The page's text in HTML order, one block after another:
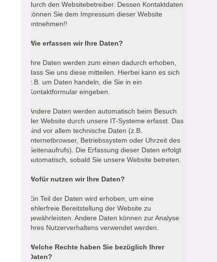
durch den Websitebetreiber. Dessen Kontaktdaten
können Sie dem Impressum dieser Website
entnehmen!!
Wie erfassen wir Ihre Daten?
Ihre Daten werden zum einen dadurch erhoben,
dass Sie uns diese mitteilen. Hierbei kann es sich
z.B. um Daten handeln, die Sie in ein
Kontaktformular eingeben.
Andere Daten werden automatisch beim Besuch
der Website durch unsere IT-Systeme erfasst. Das
sind vor allem technische Daten (z.B.
Internetbrowser, Betriebssystem oder Uhrzeit des
Seitenaufrufs). Die Erfassung dieser Daten erfolgt
automatisch, sobald Sie unsere Website betreten.
Wofür nutzen wir Ihre Daten?
Ein Teil der Daten wird erhoben, um eine
fehlerfreie Bereitstellung der Website zu
gewährleisten. Andere Daten können zur Analyse
Ihres Nutzerverhaltens verwendet werden.
Welche Rechte haben Sie bezüglich Ihrer
Daten?